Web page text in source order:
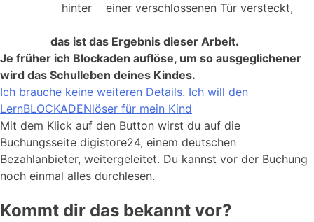
hinter einer verschlossenen Tür versteckt,
das ist das Ergebnis dieser Arbeit.
Je früher ich Blockaden auflöse, um so ausgeglichener
wird das Schulleben deines Kindes.
Ich brauche keine weiteren Details. Ich will den
LernBLOCKADENlöser für mein Kind
Mit dem Klick auf den Button wirst du auf die
Buchungsseite digistore24, einem deutschen
Bezahlanbieter, weitergeleitet. Du kannst vor der Buchung
noch einmal alles durchlesen.
Kommt dir das bekannt vor?